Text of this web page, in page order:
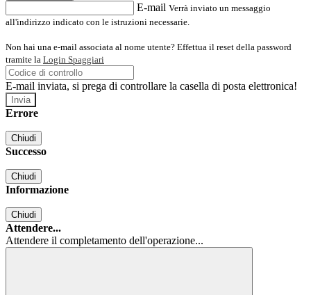
E-mail Verrà inviato un messaggio
all'indirizzo indicato con le istruzioni necessarie.
Non hai una e-mail associata al nome utente? Effettua il reset della password
tramite la Login Spaggiari
E-mail inviata, si prega di controllare la casella di posta elettronica!
Errore
Chiudi
Successo
Chiudi
Informazione
Chiudi
Attendere...
Attendere il completamento dell'operazione...